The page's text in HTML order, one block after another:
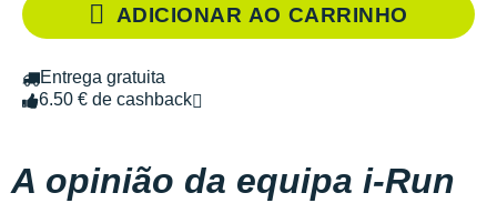
ADICIONAR AO CARRINHO
Entrega gratuita
6.50 € de cashback
A opinião da equipa i-Run